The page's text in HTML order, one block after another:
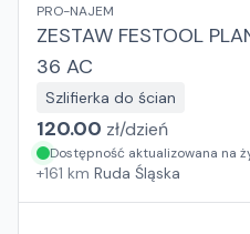
PRO-NAJEM
ZESTAW FESTOOL
36 AC
Szlifierka do ścian
120.00 zł/dzień
Dostępność aktualizowana na
+161 km Ruda Śląska